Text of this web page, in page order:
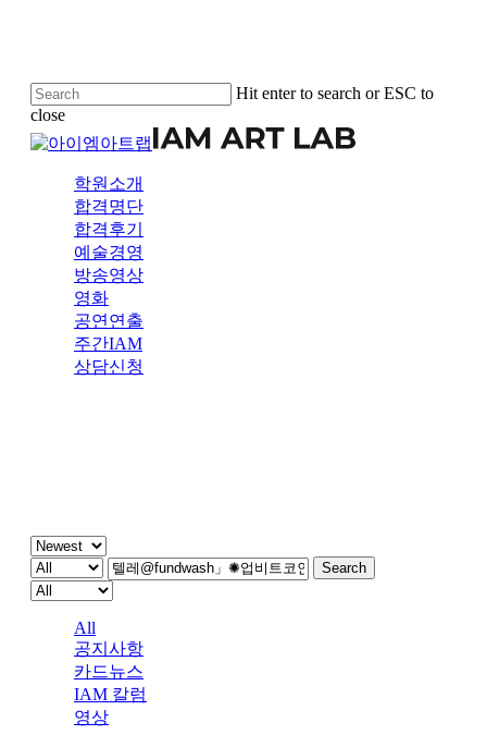
Hit enter to search or ESC to
close
Close
Search
학원소개
합격명단
합격후기
예술경영
방송영상
영화
공연연출
주간IAM
상담신청
주간 IAM Search
All
공지사항
카드뉴스
IAM 칼럼
영상